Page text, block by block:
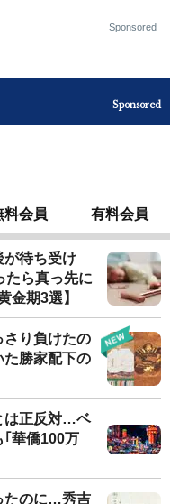
Sponsored
Sponsored
料会員 有料会員
待ち受け
たら真っ先に
金期3選】
さり負けたの
勝家配下の
は正反対…ベ
｢華僑100万
たのに…秀吉